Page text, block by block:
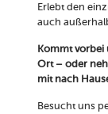
Erlebt den
auch
Kommt vorbei
Ort – oder
mit nach
Besucht uns